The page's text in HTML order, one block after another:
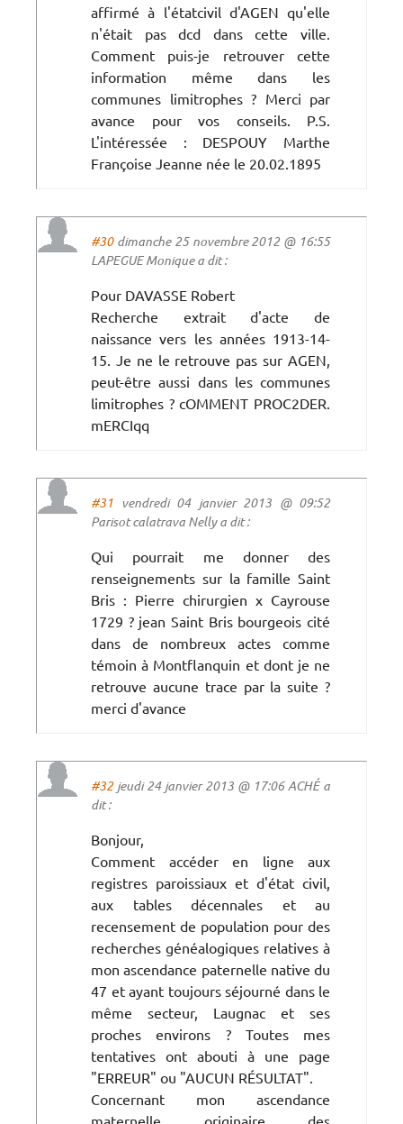
affirmé à l'étatcivil d'AGEN qu'elle
n'était pas dcd dans cette ville.
Comment puis-je retrouver cette
information même dans les
communes limitrophes ? Merci par
avance pour vos conseils. P.S.
L'intéressée : DESPOUY Marthe
Françoise Jeanne née le 20.02.1895
#30dimanche 25 novembre 2012 @ 16:55
LAPEGUE Monique a dit :
Pour DAVASSE Robert
Recherche extrait d'acte de
naissance vers les années 1913-14-
15. Je ne le retrouve pas sur AGEN,
peut-être aussi dans les communes
limitrophes ? cOMMENT PROC2DER.
mERCIqq
#31 vendredi 04 janvier 2013 @ 09:52
Parisot calatrava Nelly a dit :
Qui pourrait me donner des
renseignements sur la famille Saint
Bris : Pierre chirurgien x Cayrouse
1729 ? jean Saint Bris bourgeois cité
dans de nombreux actes comme
témoin à Montflanquin et dont je ne
retrouve aucune trace par la suite ?
merci d'avance
#32jeudi 24 janvier 2013 @ 17:06 ACHÉ a
dit :
Bonjour,
Comment accéder en ligne aux
registres paroissiaux et d'état civil,
aux tables décennales et au
recensement de population pour des
recherches généalogiques relatives à
mon ascendance paternelle native du
47 et ayant toujours séjourné dans le
même secteur, Laugnac et ses
proches environs ? Toutes mes
tentatives ont abouti à une page
"ERREUR" ou "AUCUN RÉSULTAT".
Concernant mon ascendance
maternelle originaire des